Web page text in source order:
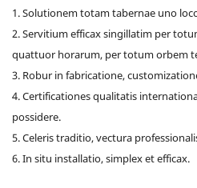
1. Solutionem totam tabernae uno
2. Servitium efficax singillatim per
quattuor horarum, per totum orbem
3. Robur in fabricatione,
4. Certificationes qualitatis
possidere.
5. Celeris traditio, vectura
6. In situ installatio, simplex et efficax.